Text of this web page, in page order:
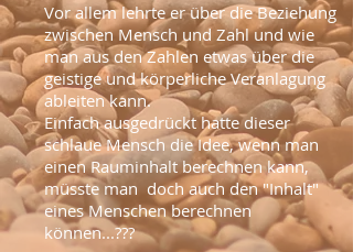
Vor allem lehrte er über die Beziehung
zwischen Mensch und Zahl und wie
man aus den Zahlen etwas über die
geistige und körperliche Veranlagung
ableiten kann.
Einfach ausgedrückt hatte dieser
schlaue Mensch die Idee, wenn man
einen Rauminhalt berechnen kann,
müsste man doch auch den "Inhalt"
eines Menschen berechnen
können...???